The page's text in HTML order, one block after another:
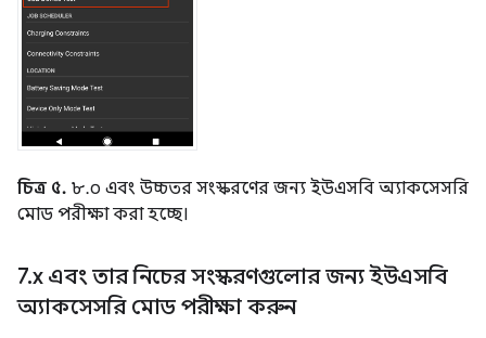
চিত্র ৫. ৮.০ এবং উচ্চতর সংস্করণের জন্য ইউএসবি অ্যাকসেসরি
মোড পরীক্ষা করা হচ্ছে।
7.x এবং তার নিচের সংস্করণগুলোর জন্য ইউএসবি
অ্যাকসেসরি মোড পরীক্ষা করুন